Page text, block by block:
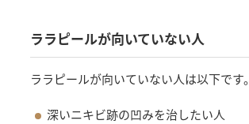
ララピールが向いていない人
ララピールが向いていない人は以下です。
深いニキビ跡の凹みを治したい人